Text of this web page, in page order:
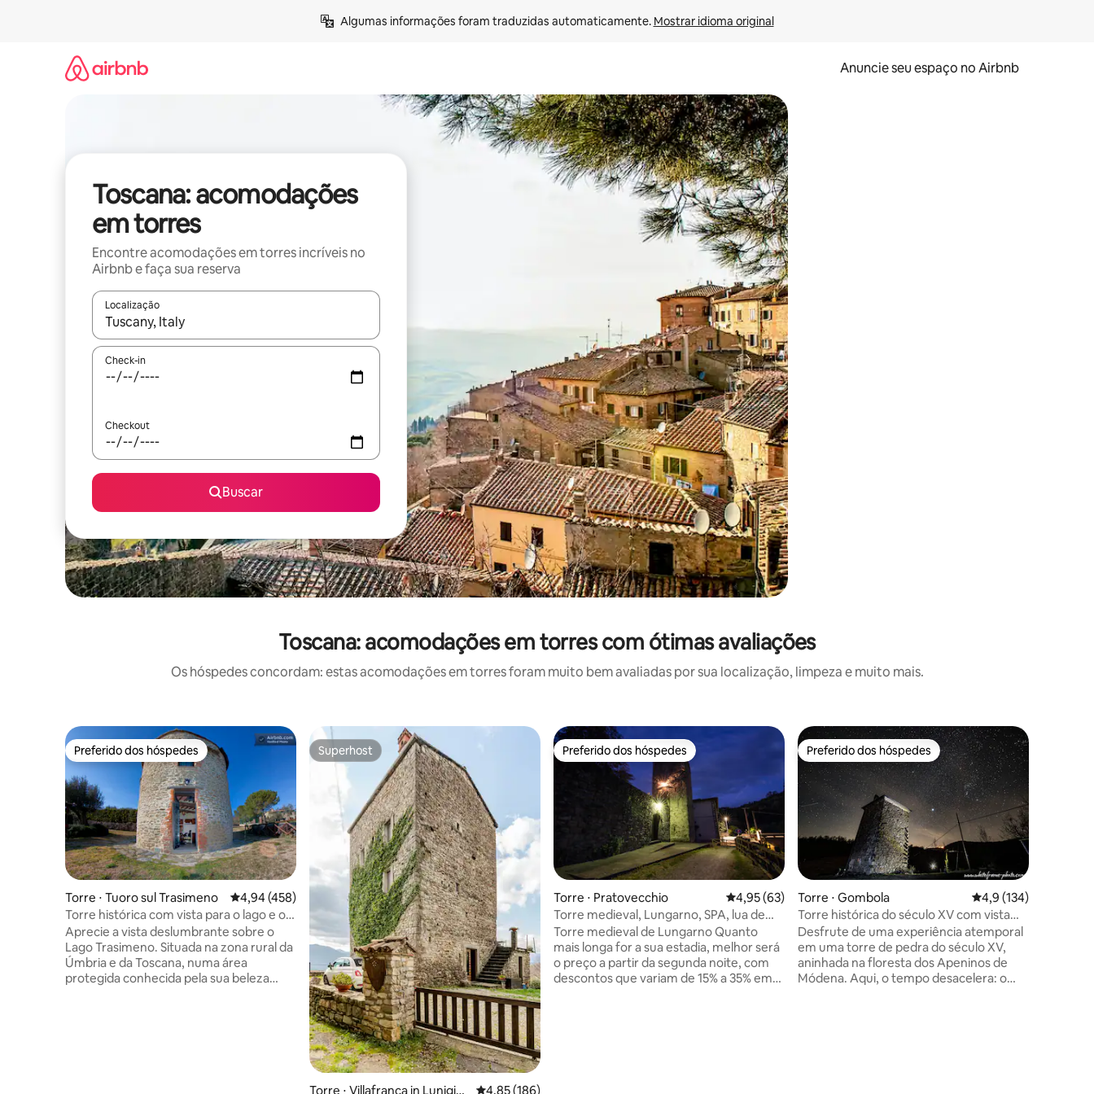
Algumas informações foram traduzidas automaticamente. Mostrar idioma original
Anuncie seu espaço no Airbnb
Toscana: acomodações
em torres
Encontre acomodações em torres incríveis no
Airbnb e faça sua reserva
Localização
Quando os resultados estiverem disponíveis, explore-os usando as seta para cima e para baixo do teclado ou tocando e deslizando o dedo na tela.
Check-in
Checkout
Buscar
Toscana: acomodações em torres com ótimas avaliações
Os hóspedes concordam: estas acomodações em torres foram muito bem avaliadas por sua localização, limpeza e muito mais.
Preferido dos hóspedes
Preferido dos hóspedes
Torre ⋅ Tuoro sul Trasimeno 4,94 de uma avaliação média de 5, 458 avaliações
4,94 (458)
Torre histórica com vista para o lago e o
campo
Aprecie a vista deslumbrante sobre o
Lago Trasimeno. Situada na zona rural da
Úmbria e da Toscana, numa área
protegida conhecida pela sua beleza
Superhost
Superhost
Torre ⋅ Villafranca in Lunigian
4,85 de uma avaliação média de 5, 186 avaliações
4,85 (186)
Preferido dos hóspedes
Preferido dos hóspedes
Torre ⋅ Pratovecchio 4,95 de uma avaliação média de 5, 63 avaliações
4,95 (63)
Torre medieval, Lungarno, SPA, lua de
mel, casamento
Torre medieval de Lungarno Quanto
mais longa for a sua estadia, melhor será
o preço a partir da segunda noite, com
descontos que variam de 15% a 35% em
Preferido dos hóspedes
Preferido dos hóspedes
Torre ⋅ Gombola 4,9 de uma avaliação
4,9 (134)
Torre histórica do século XV com vista
para a floresta e sauna
Desfrute de uma experiência atemporal
em uma torre de pedra do século XV,
aninhada na floresta dos Apeninos de
Módena. Aqui, o tempo desacelera: o